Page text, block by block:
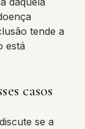
tende a
está
casos
se a